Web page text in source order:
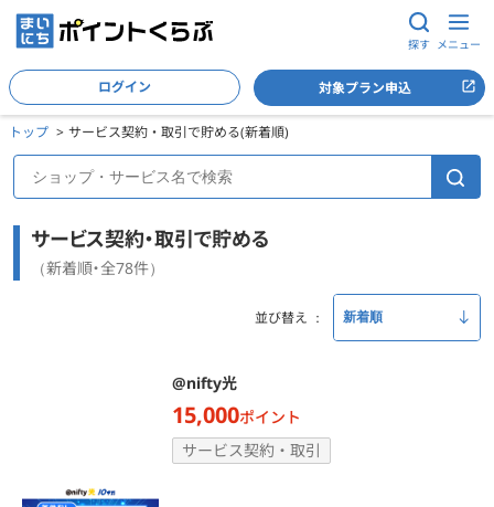
探す メニュー
ログイン 対象プラン申込
トップ サービス契約・取引で貯める(新着順)
サービス契約・取引で貯める
（新着順・全78件）
並び替え
@nifty光
15,000ポイント
サービス契約・取引